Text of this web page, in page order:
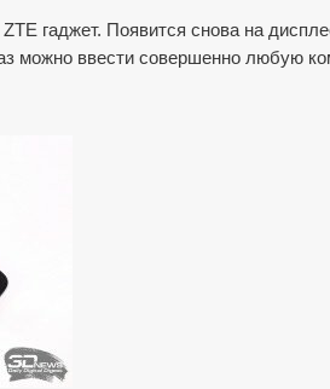
гаджет. Появится снова на
можно ввести совершенно любую